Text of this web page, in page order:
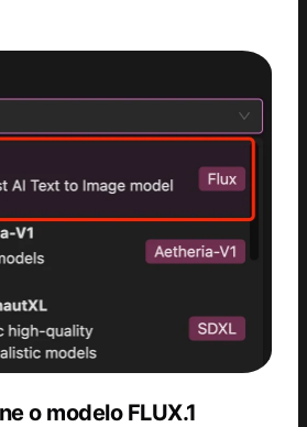
o modelo FLUX.1